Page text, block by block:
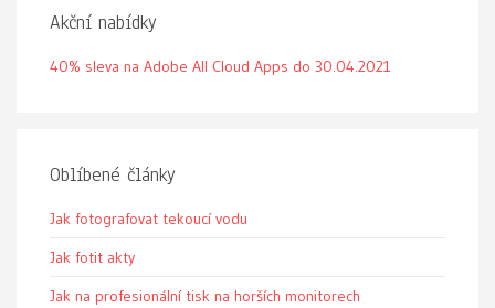
Akční nabídky
40% sleva na Adobe All Cloud Apps do 30.04.2021
Oblíbené články
Jak fotografovat tekoucí vodu
Jak fotit akty
Jak na profesionální tisk na horších monitorech